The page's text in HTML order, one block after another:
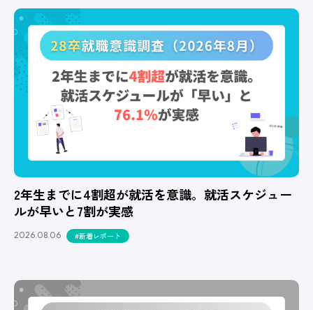
2年生までに4割超が就活を意識。就活スケジュー
ルが早いと7割が実感
2026.08.06 #新着レポート